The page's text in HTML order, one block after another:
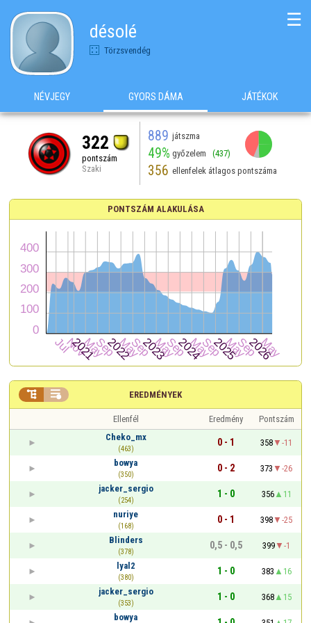
désolé
Törzsvendég
☰
NÉVJEGY GYORS DÁMA JÁTÉKOK
322
pontszám
Szaki
889 játszma
49% győzelem (437)
356 ellenfelek átlagos pontszáma
PONTSZÁM ALAKULÁSA
EREDMÉNYEK
 
Ellenfél Eredmény
Pontszám
Cheko_mx
(463)
0 - 1 358
-11
bowya
(350)
0 - 2 373
-26
jacker_sergio
(254)
1 - 0 356
11
nuriye
(168)
0 - 1 398
-25
Blinders
(378)
0,5 - 0,5 399
-1
lyal2
(380)
1 - 0 383
16
jacker_sergio
(353)
1 - 0 368
15
bowya